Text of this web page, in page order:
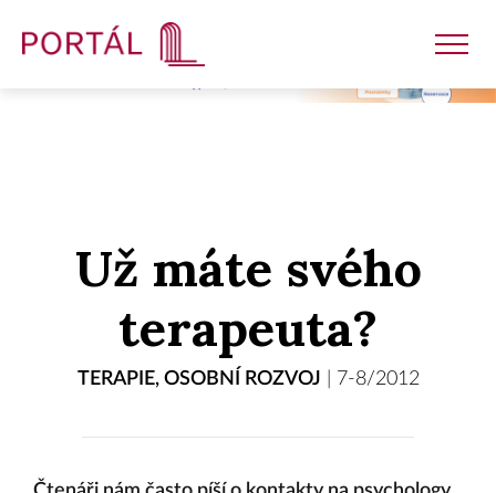
ČasopisyUž máte svého
terapeuta?
TERAPIE, OSOBNÍ ROZVOJ 7-8/2012